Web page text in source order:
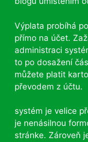
Výplata probíhá
přímo na účet.
administraci
to po dosažení
můžete platit
převodem z účtu.
systém je velice
je nenásilnou
stránke. Zároveň